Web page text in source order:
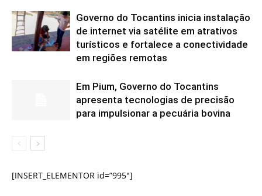
Governo do Tocantins inicia instalação
de internet via satélite em atrativos
turísticos e fortalece a conectividade
em regiões remotas
Em Pium, Governo do Tocantins
apresenta tecnologias de precisão
para impulsionar a pecuária bovina
[INSERT_ELEMENTOR id=”995″]